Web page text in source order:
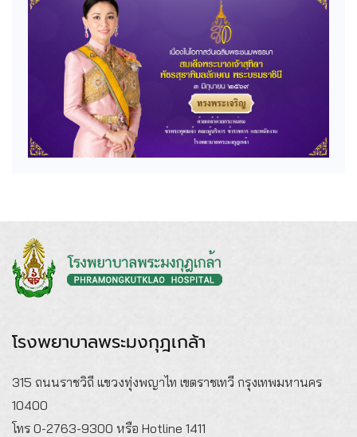
โรงพยาบาลพระมงกุฎเกล้า
315 ถนนราชวิถี แขวงทุ่งพญาไท เขตราชเทวี กรุงเทพมหานคร
10400
โทร 0-2763-9300 หรือ Hotline 1411